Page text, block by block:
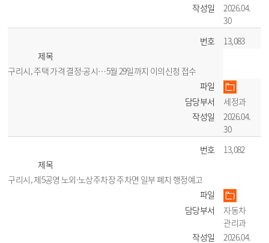
작성일
2026.04.
30
번호
13,083
제목
구리시, 주택 가격 결정·공시…5월 29일까지 이의신청 접수
파일
담당부서
세정과
작성일
2026.04.
30
번호
13,082
제목
구리시, 제5공영 노외·노상주차장 주차면 일부 폐지 행정예고
파일
담당부서
자동차
관리과
작성일
2026.04.